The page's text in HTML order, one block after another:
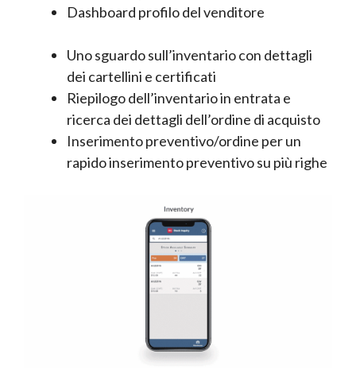
Dashboard profilo del venditore
Uno sguardo sull’inventario con dettagli
dei cartellini e certificati
Riepilogo dell’inventario in entrata e
ricerca dei dettagli dell’ordine di acquisto
Inserimento preventivo/ordine per un
rapido inserimento preventivo su più righe